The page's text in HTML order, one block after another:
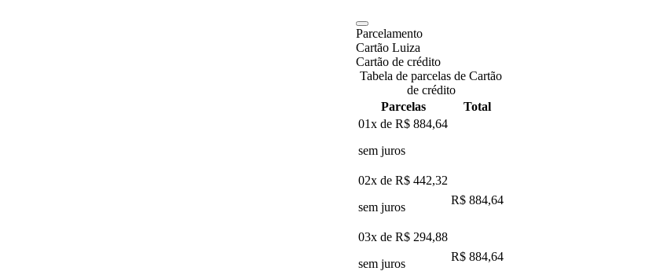
Parcelamento
Cartão Luiza
Cartão de crédito
Tabela de parcelas de Cartão
de crédito
Parcelas
Total
01x de R$ 884,64
sem juros
02x de R$ 442,32
sem juros
R$ 884,64
03x de R$ 294,88
sem juros
R$ 884,64